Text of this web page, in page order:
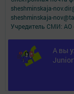
А вы
sheshminskaja-
sheshminskaja-
Учредитель СМИ:
Антикоррупционная
АО «ТАТМЕДИА»
удобства
Использование
Политика